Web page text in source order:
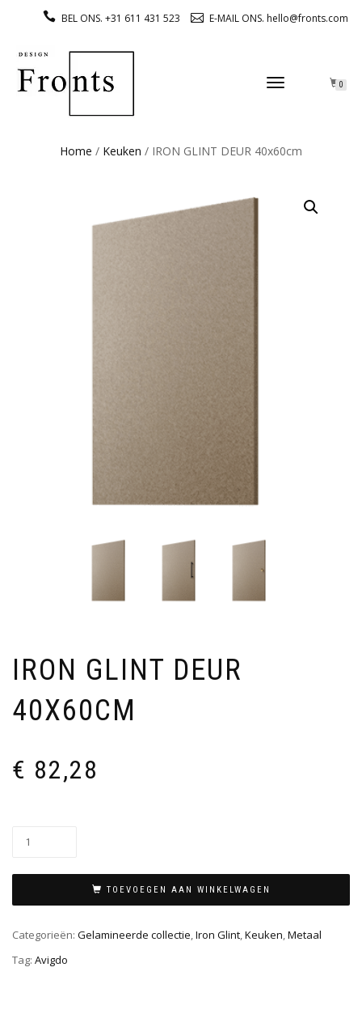
BEL ONS. +31 611 431 523 E-MAIL ONS. hello@fronts.com
TOGGLE
0
Home / Keuken / IRON GLINT DEUR 40x60cm
IRON GLINT DEUR
40X60CM
€ 82,28
TOEVOEGEN AAN WINKELWAGEN
Categorieën: Gelamineerde collectie,Iron Glint,Keuken,Metaal
Tag: Avigdo